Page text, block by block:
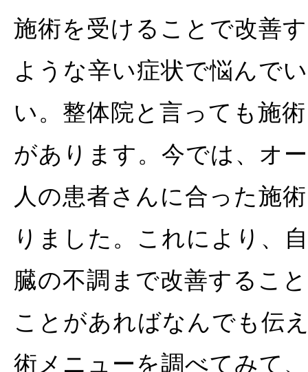
施術を受けることで改善
ような辛い症状で悩んで
い。整体院と言っても施
があります。今では、オ
人の患者さんに合った施
りました。これにより、
臓の不調まで改善するこ
ことがあればなんでも伝
術メニューを調べてみて